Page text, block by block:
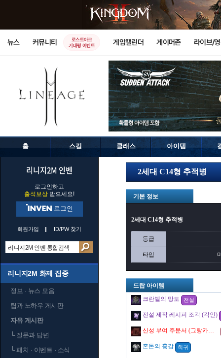
뉴스 커뮤니티
로스트아크
기대평 이벤트
게임캘린더 게이머존 라이브/
홈 스킬 클래스 아이템
리니지2M 인벤
로그인하고
출석보상 받으세요!
로그인
회원가입 ID/PW 찾기
리니지2M 화제 집중
정보 · 뉴스 모음
팁과 노하우 게시판
자유 게시판
└질문과 답변
└패치 · 이벤트 · 소식
2세대 C14형 추적병
기본 정보
2세대 C14형 추적병
등급
타입
드랍 아이템
크란벨의 망토
전설
전설 제작 레시피 조각 (각인)
신성 부여 주문서 (그랑카인의 징벌)
혼돈의 흉갑 희귀